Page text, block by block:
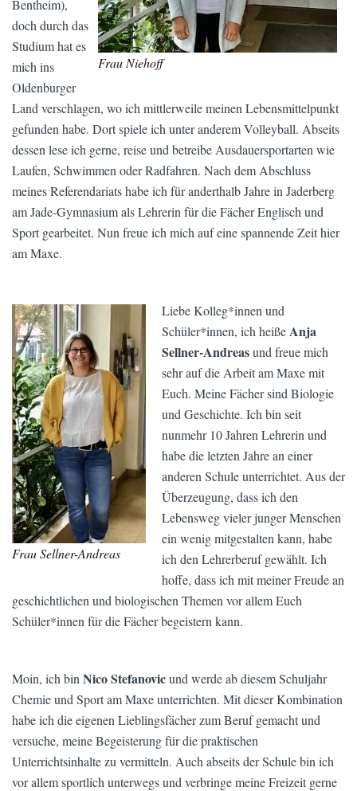
Frau Niehoff
Bentheim),
doch durch das
Studium hat es
mich ins
Oldenburger
Land verschlagen, wo ich mittlerweile meinen Lebensmittelpunkt
gefunden habe. Dort spiele ich unter anderem Volleyball. Abseits
dessen lese ich gerne, reise und betreibe Ausdauersportarten wie
Laufen, Schwimmen oder Radfahren. Nach dem Abschluss
meines Referendariats habe ich für anderthalb Jahre in Jaderberg
am Jade-Gymnasium als Lehrerin für die Fächer Englisch und
Sport gearbeitet. Nun freue ich mich auf eine spannende Zeit hier
am Maxe.
Frau Sellner-Andreas
Liebe Kolleg*innen und
Schüler*innen, ich heißeAnja
Sellner-Andreasund freue mich
sehr auf die Arbeit am Maxe mit
Euch. Meine Fächer sind Biologie
und Geschichte. Ich bin seit
nunmehr 10 Jahren Lehrerin und
habe die letzten Jahre an einer
anderen Schule unterrichtet. Aus der
Überzeugung, dass ich den
Lebensweg vieler junger Menschen
ein wenig mitgestalten kann, habe
ich den Lehrerberuf gewählt. Ich
hoffe, dass ich mit meiner Freude an
geschichtlichen und biologischen Themen vor allem Euch
Schüler*innen für die Fächer begeistern kann.
Moin, ich bin Nico Stefanovicund werde ab diesem Schuljahr
Chemie und Sport am Maxe unterrichten. Mit dieser Kombination
habe ich die eigenen Lieblingsfächer zum Beruf gemacht und
versuche, meine Begeisterung für die praktischen
Unterrichtsinhalte zu vermitteln. Auch abseits der Schule bin ich
vor allem sportlich unterwegs und verbringe meine Freizeit gerne